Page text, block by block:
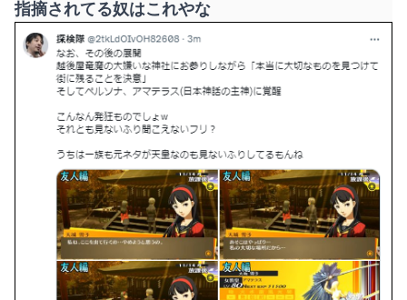
指摘されてる奴はこれやな